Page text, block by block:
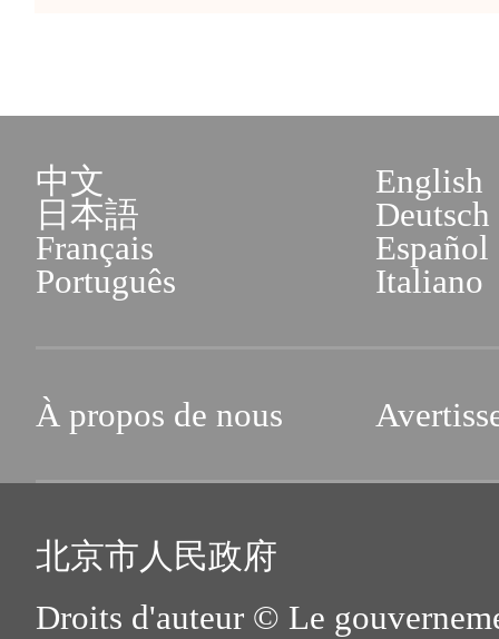
中文
English
日本語
Deutsch
Français
Español
Português
Italiano
À propos de nous
北京市人民政府
Droits d'auteur © Le